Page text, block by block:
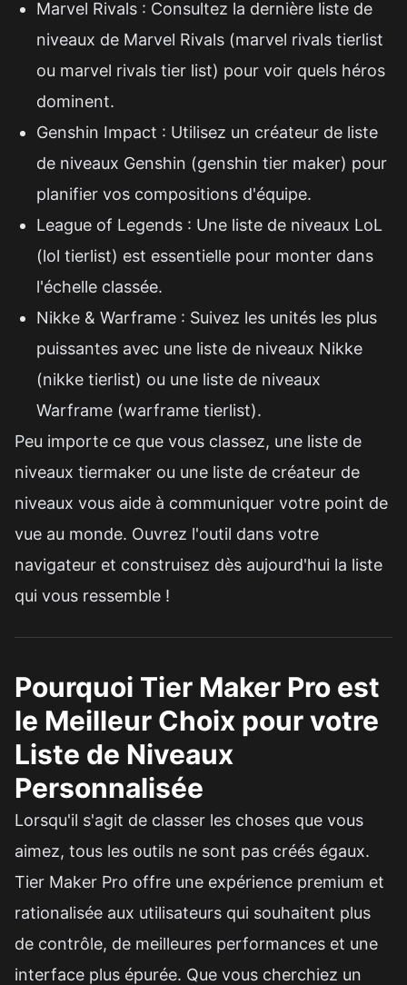
Marvel Rivals : Consultez la dernière liste de
niveaux de Marvel Rivals (marvel rivals tierlist
ou marvel rivals tier list) pour voir quels héros
dominent.
Genshin Impact : Utilisez un créateur de liste
de niveaux Genshin (genshin tier maker) pour
planifier vos compositions d'équipe.
League of Legends : Une liste de niveaux LoL
(lol tierlist) est essentielle pour monter dans
l'échelle classée.
Nikke & Warframe : Suivez les unités les plus
puissantes avec une liste de niveaux Nikke
(nikke tierlist) ou une liste de niveaux
Warframe (warframe tierlist).
Peu importe ce que vous classez, une liste de
niveaux tiermaker ou une liste de créateur de
niveaux vous aide à communiquer votre point de
vue au monde. Ouvrez l'outil dans votre
navigateur et construisez dès aujourd'hui la liste
qui vous ressemble !
Pourquoi Tier Maker Pro est
le Meilleur Choix pour votre
Liste de Niveaux
Personnalisée
Lorsqu'il s'agit de classer les choses que vous
aimez, tous les outils ne sont pas créés égaux.
Tier Maker Pro offre une expérience premium et
rationalisée aux utilisateurs qui souhaitent plus
de contrôle, de meilleures performances et une
interface plus épurée. Que vous cherchiez un